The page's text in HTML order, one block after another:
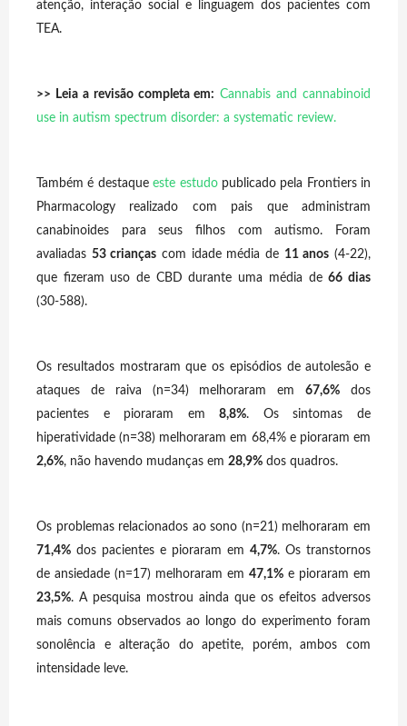
atenção, interação social e linguagem dos pacientes com
TEA.
>> Leia a revisão completa em: Cannabis and cannabinoid
use in autism spectrum disorder: a systematic review.
Também é destaque este estudopublicado pela Frontiers in
Pharmacology realizado com pais que administram
canabinoides para seus filhos com autismo. Foram
avaliadas 53 crianças com idade média de 11 anos (4-22),
que fizeram uso de CBD durante uma média de66 dias
(30-588).
Os resultados mostraram que os episódios de autolesão e
ataques de raiva (n=34) melhoraram em67,6% dos
pacientes e pioraram em8,8%. Os sintomas de
hiperatividade (n=38) melhoraram em 68,4% e pioraram em
2,6%, não havendo mudanças em 28,9% dos quadros.
Os problemas relacionados ao sono (n=21) melhoraram em
71,4% dos pacientes e pioraram em 4,7%. Os transtornos
de ansiedade (n=17) melhoraram em 47,1% e pioraram em
23,5%. A pesquisa mostrou ainda que os efeitos adversos
mais comuns observados ao longo do experimento foram
sonolência e alteração do apetite, porém, ambos com
intensidade leve.